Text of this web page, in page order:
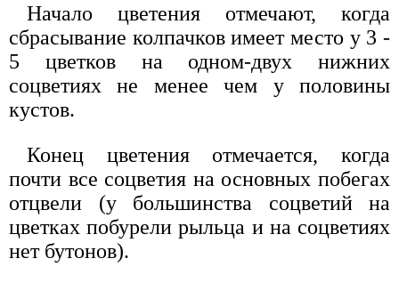
Начало цветения отмечают, когда
сбрасывание колпачков имеет место у 3 -
5 цветков на одном-двух нижних
соцветиях не менее чем у половины
кустов.
Конец цветения отмечается, когда
почти все соцветия на основных побегах
отцвели (у большинства соцветий на
цветках побурели рыльца и на соцветиях
нет бутонов).